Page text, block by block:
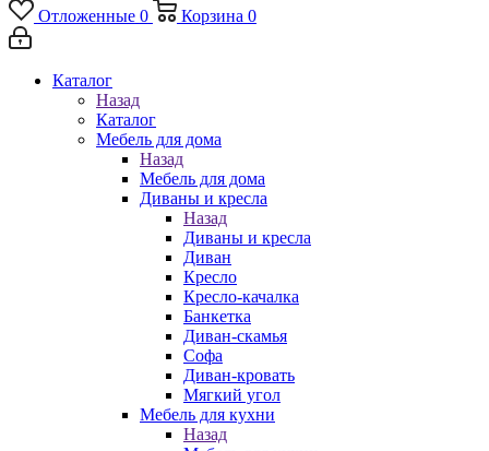
Отложенные 0 Корзина 0
Каталог
Назад
Каталог
Мебель для дома
Назад
Мебель для дома
Диваны и кресла
Назад
Диваны и кресла
Диван
Кресло
Кресло-качалка
Банкетка
Диван-скамья
Софа
Диван-кровать
Мягкий угол
Мебель для кухни
Назад